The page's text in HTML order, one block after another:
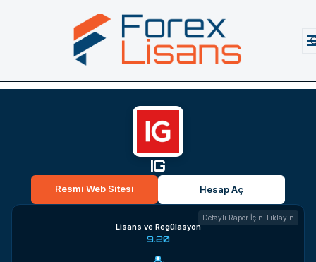
IG
Resmi Web Sitesi Hesap Aç
Detaylı Rapor İçin Tıklayın
Lisans ve Regülasyon
9.20